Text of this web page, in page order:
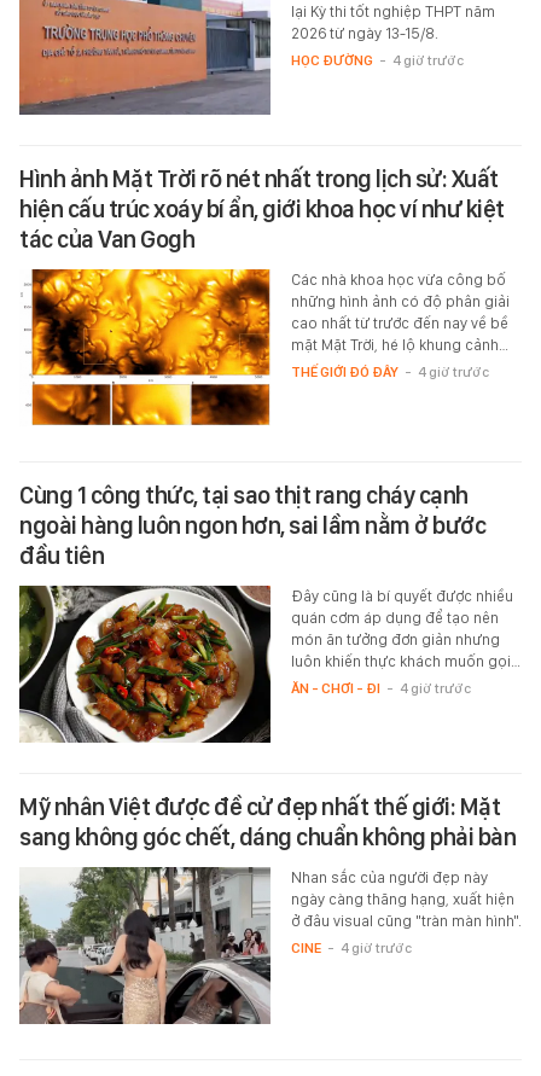
lại Kỳ thi tốt nghiệp THPT năm
2026 từ ngày 13-15/8.
HỌC ĐƯỜNG - 4 giờ trước
Hình ảnh Mặt Trời rõ nét nhất trong lịch sử: Xuất
hiện cấu trúc xoáy bí ẩn, giới khoa học ví như kiệt
tác của Van Gogh
Các nhà khoa học vừa công bố
những hình ảnh có độ phân giải
cao nhất từ trước đến nay về bề
mặt Mặt Trời, hé lộ khung cảnh…
THẾ GIỚI ĐÓ ĐÂY - 4 giờ trước
Cùng 1 công thức, tại sao thịt rang cháy cạnh
ngoài hàng luôn ngon hơn, sai lầm nằm ở bước
đầu tiên
Đây cũng là bí quyết được nhiều
quán cơm áp dụng để tạo nên
món ăn tưởng đơn giản nhưng
luôn khiến thực khách muốn gọi…
ĂN - CHƠI - ĐI - 4 giờ trước
Mỹ nhân Việt được đề cử đẹp nhất thế giới: Mặt
sang không góc chết, dáng chuẩn không phải bàn
Nhan sắc của người đẹp này
ngày càng thăng hạng, xuất hiện
ở đâu visual cũng "tràn màn hình".
CINE - 4 giờ trước